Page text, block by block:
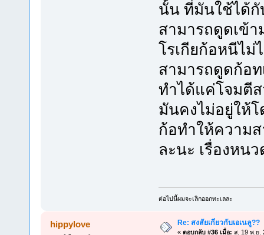
นั้น ที่มันใช้ได้กั
สามารถดูดเข้
โรเกียก้อหนีไ
สามารถดูดก้อ
ทำได้แค่โจมตี
มันคงไม่อยู่ให้
ก้อทำให้ความ
ละนะ เรื่องหน
ต่อไปนี้ผมจะเลิกออกทะเลละ
hippylove Re: สงสัยเกี่ยวกับเอเนลู??
« ตอบกลับ #36 เมื่อ: ส. 19 พ.ย.